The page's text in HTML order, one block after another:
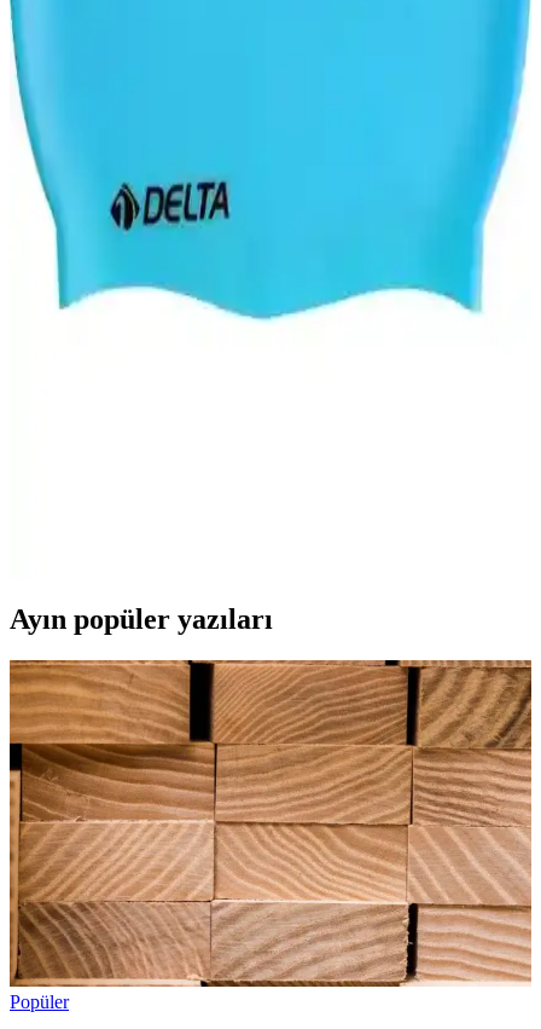
Yüksek elastiklik ve şık tasarımıyla Üçİndigoss yüzücü bonesi, su
sporları ve plaj aktiviteleri için ideal, saçlara zarar vermez, uzun
ömürlü ve kullanımı kolaydır.
Avessa Bez Bone Turuncu Likralı Yüzücü Bonesi:
Dayanıklı ve Konforlu Yüzme Aksesuarı
Avessa turuncu likralı yüzücü bonesi, esnek silikon malzemesiyle
rahat ve dayanıklı bir yüzme aksesuarı sunar, su sporları için ideal,
fiyat avantajlı ve şık tasarımıyla dikkat çeker.
Slazenger Yüzücü Bonesi Silikon SN00: Yüksek
Performans ve Güvenilirlik Sağlayan Tasarım
Ayın popüler yazıları
Popüler